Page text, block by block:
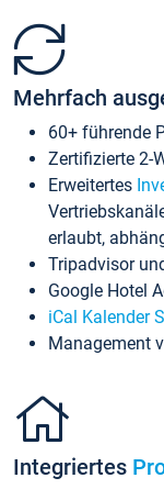
Mehrfach
60+ führende
Zertifizierte 2-
Erweitertes
erlaubt,
Tripadvisor
Google Hotel
iCal Kalender
Management
Integriertes